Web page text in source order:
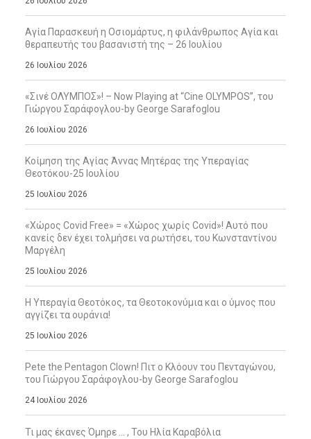
Αγία Παρασκευή η Οσιομάρτυς, η φιλάνθρωπος Αγία και
θεραπευτής του βασανιστή της – 26 Ιουλίου
26 Ιουλίου 2026
«Σινέ ΟΛΥΜΠΟΣ»! – Now Playing at “Cine OLYMPOS”, του
Γιώργου Σαράφογλου-by George Sarafoglou
26 Ιουλίου 2026
Κοίμηση της Αγίας Άννας Μητέρας της Υπεραγίας
Θεοτόκου-25 Ιουλίου
25 Ιουλίου 2026
«Χώρος Covid Free» = «Χώρος χωρίς Covid»! Αυτό που
κανείς δεν έχει τολμήσει να ρωτήσει, του Κωνσταντίνου
Μαργέλη
25 Ιουλίου 2026
Η Υπεραγία Θεοτόκος, τα Θεοτοκονύμια και ο ύμνος που
αγγίζει τα ουράνια!
25 Ιουλίου 2026
Pete the Pentagon Clown! Πιτ ο Κλόουν του Πενταγώνου,
του Γιώργου Σαράφογλου-by George Sarafoglou
24 Ιουλίου 2026
Τι μας έκανες Όμηρε … , Του Ηλία Καραβόλια